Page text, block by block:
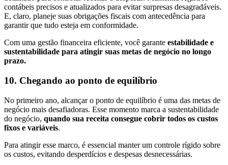
contábeis precisos e atualizados para evitar surpresas desagradáveis.
E, claro, planeje suas obrigações fiscais com antecedência para
garantir que tudo esteja em conformidade.
Com uma gestão financeira eficiente, você garante estabilidade e
sustentabilidade para atingir suas metas de negócio no longo
prazo.
10. Chegando ao ponto de equilíbrio
No primeiro ano, alcançar o ponto de equilíbrio é uma das metas de
negócio mais desafiadoras. Esse momento marca a sustentabilidade
do negócio, quando sua receita consegue cobrir todos os custos
fixos e variáveis.
Para atingir esse marco, é essencial manter um controle rígido sobre
os custos, evitando desperdícios e despesas desnecessárias.